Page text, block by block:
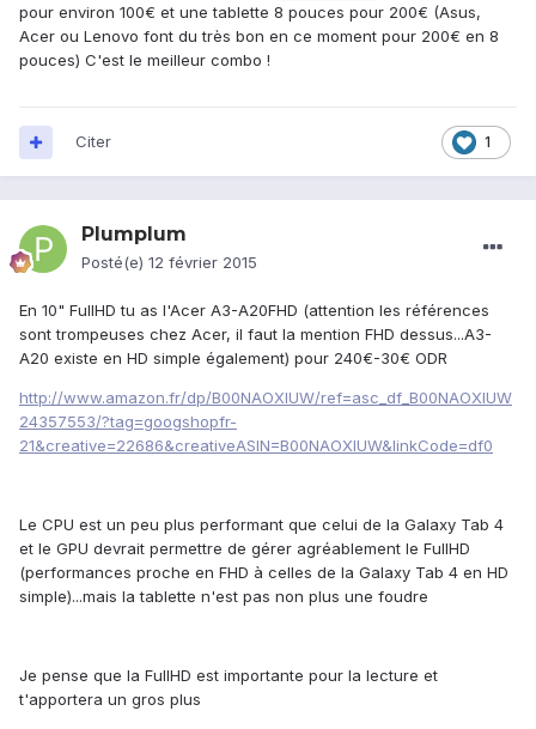
pour environ 100€ et une tablette 8 pouces pour 200€ (Asus,
Acer ou Lenovo font du très bon en ce moment pour 200€ en 8
pouces) C'est le meilleur combo !
1
Citer
Plumplum
Posté(e) 12 février 2015
En 10" FullHD tu as l'Acer A3-A20FHD (attention les références
sont trompeuses chez Acer, il faut la mention FHD dessus...A3-
A20 existe en HD simple également) pour 240€-30€ ODR
http://www.amazon.fr/dp/B00NAOXIUW/ref=asc_df_B00NAOXIUW
24357553/?tag=googshopfr-
21&creative=22686&creativeASIN=B00NAOXIUW&linkCode=df0
Le CPU est un peu plus performant que celui de la Galaxy Tab 4
et le GPU devrait permettre de gérer agréablement le FullHD
(performances proche en FHD à celles de la Galaxy Tab 4 en HD
simple)...mais la tablette n'est pas non plus une foudre
Je pense que la FullHD est importante pour la lecture et
t'apportera un gros plus